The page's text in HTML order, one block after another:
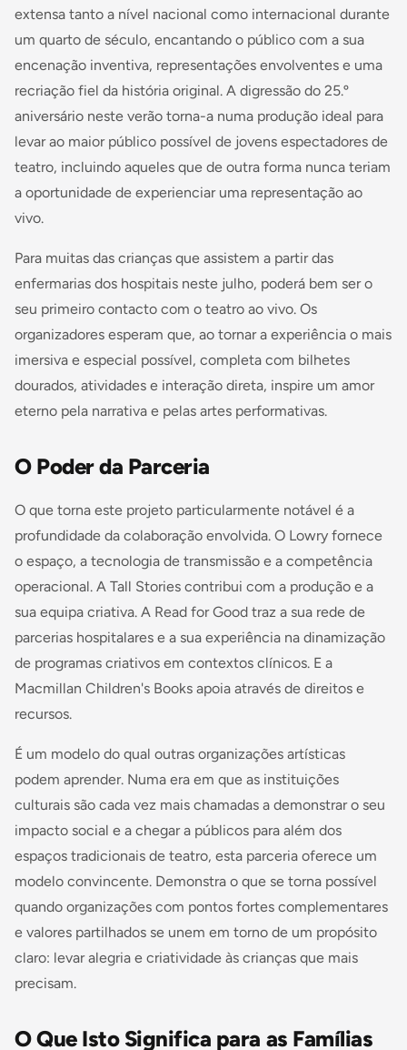
extensa tanto a nível nacional como internacional durante
um quarto de século, encantando o público com a sua
encenação inventiva, representações envolventes e uma
recriação fiel da história original. A digressão do 25.º
aniversário neste verão torna-a numa produção ideal para
levar ao maior público possível de jovens espectadores de
teatro, incluindo aqueles que de outra forma nunca teriam
a oportunidade de experienciar uma representação ao
vivo.
Para muitas das crianças que assistem a partir das
enfermarias dos hospitais neste julho, poderá bem ser o
seu primeiro contacto com o teatro ao vivo. Os
organizadores esperam que, ao tornar a experiência o mais
imersiva e especial possível, completa com bilhetes
dourados, atividades e interação direta, inspire um amor
eterno pela narrativa e pelas artes performativas.
O Poder da Parceria
O que torna este projeto particularmente notável é a
profundidade da colaboração envolvida. O Lowry fornece
o espaço, a tecnologia de transmissão e a competência
operacional. A Tall Stories contribui com a produção e a
sua equipa criativa. A Read for Good traz a sua rede de
parcerias hospitalares e a sua experiência na dinamização
de programas criativos em contextos clínicos. E a
Macmillan Children's Books apoia através de direitos e
recursos.
É um modelo do qual outras organizações artísticas
podem aprender. Numa era em que as instituições
culturais são cada vez mais chamadas a demonstrar o seu
impacto social e a chegar a públicos para além dos
espaços tradicionais de teatro, esta parceria oferece um
modelo convincente. Demonstra o que se torna possível
quando organizações com pontos fortes complementares
e valores partilhados se unem em torno de um propósito
claro: levar alegria e criatividade às crianças que mais
precisam.
O Que Isto Significa para as Famílias